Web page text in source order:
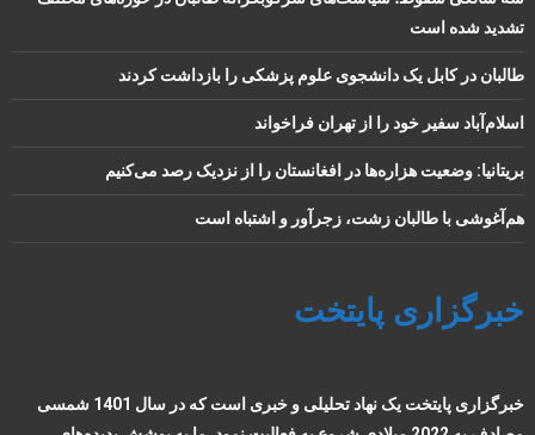
تشدید شده است
طالبان در کابل یک دانشجوی علوم پزشکی را بازداشت کردند
اسلام‌آباد سفیر خود را از تهران فراخواند
بریتانیا: وضعیت هزاره‌ها در افغانستان را از نزدیک رصد می‌کنیم
هم‌آغوشی با طالبان زشت، زجرآور و اشتباه است
خبرگزاری پایتخت
خبرگزاری پایتخت یک نهاد تحلیلی و خبری است که در سال 1401 شمسی